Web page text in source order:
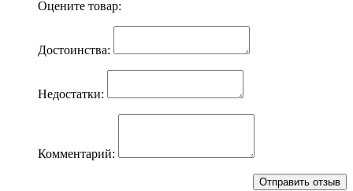
Оцените товар:
Достоинства:
Недостатки:
Комментарий: